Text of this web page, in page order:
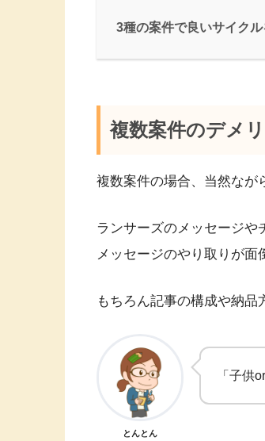
3種の案件で良いサイクル
複数案件のデメ
複数案件の場合、当然なが
ランサーズのメッセージや
メッセージのやり取りが面
もちろん記事の構成や納品
とんとん
「子供